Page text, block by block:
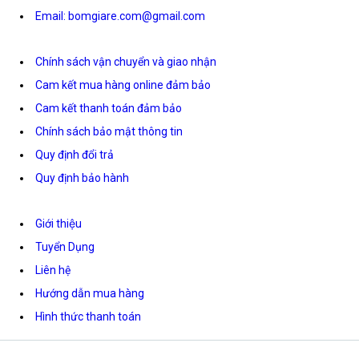
Email: bomgiare.com@gmail.com
Chính sách vận chuyển và giao nhận
Cam kết mua hàng online đảm bảo
Cam kết thanh toán đảm bảo
Chính sách bảo mật thông tin
Quy định đổi trả
Quy định bảo hành
Giới thiệu
Tuyển Dụng
Liên hệ
Hướng dẫn mua hàng
Hình thức thanh toán